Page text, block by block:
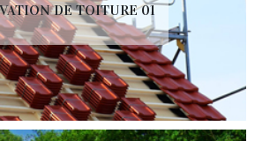
DE TOITURE 01